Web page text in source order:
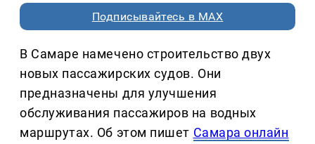
Подписывайтесь в MAX
В Самаре намечено строительство двух
новых пассажирских судов. Они
предназначены для улучшения
обслуживания пассажиров на водных
маршрутах. Об этом пишет Самара онлайн